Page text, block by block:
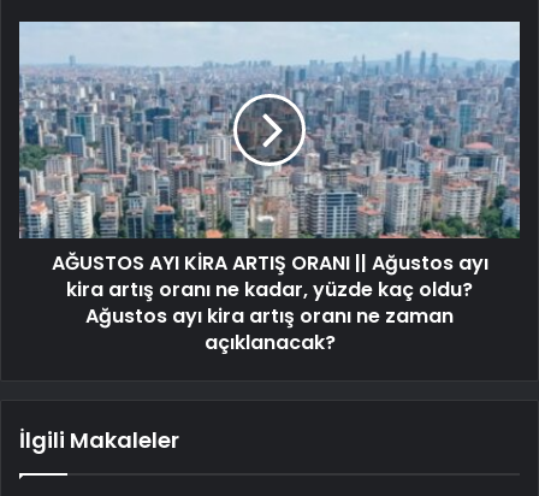
AĞUSTOS AYI KİRA ARTIŞ ORANI || Ağustos ayı
kira artış oranı ne kadar, yüzde kaç oldu?
Ağustos ayı kira artış oranı ne zaman
açıklanacak?
İlgili Makaleler